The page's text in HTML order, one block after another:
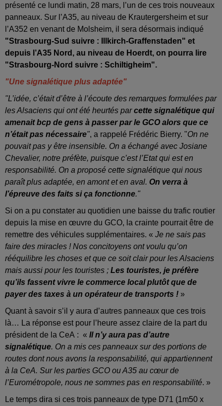
présenté ce lundi matin, 28 mars, l’un de ces trois nouveaux
panneaux. Sur l’A35, au niveau de Krautergersheim et sur
l’A352 en venant de Molsheim, il sera désormais indiqué
"Strasbourg-Sud suivre : Illkirch-Graffenstaden" et
depuis l’A35 Nord, au niveau de Hoerdt, on pourra lire
"Strasbourg-Nord suivre : Schiltigheim".
"Une signalétique plus adaptée"
"L’idée, c’était d’être à l’écoute des remarques formulées par
les Alsaciens qui ont été heurtés parcette signalétique qui
amenait bcp de gens à passer par le GCO alors que ce
n’était pas nécessaire", a rappelé Frédéric Bierry. "On ne
pouvait pas y être insensible. On a échangé avec Josiane
Chevalier, notre préfète, puisque c’est l’Etat qui est en
responsabilité. On a proposé cette signalétique qui nous
paraît plus adaptée, en amont et en aval. On verra à
l’épreuve des faits si ça fonctionne."
Si on a pu constater au quotidien une baisse du trafic routier
depuis la mise en œuvre du GCO, la crainte pourrait être de
remettre des véhicules supplémentaires. « Je ne sais pas
faire des miracles ! Nos concitoyens ont voulu qu’on
rééquilibre les choses et que ce soit clair pour les Alsaciens
mais aussi pour les touristes ; Les touristes, je préfère
qu’ils fassent vivre le commerce local plutôt que de
payer des taxes à un opérateur de transports ! »
Quant à savoir s’il y aura d’autres panneaux que ces trois
là… La réponse est pour l’heure assez claire de la part du
président de la CeA : « Il n’y aura pas d’autre
signalétique. On a mis ces panneaux sur des portions de
routes dont nous avons la responsabilité, qui appartiennent
à la CeA. Sur les parties GCO ou A35 au cœur de
l’Eurométropole, nous ne sommes pas en responsabilité. »
Le temps dira si ces trois panneaux de type D71 (1m50 x